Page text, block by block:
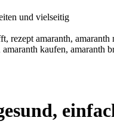
und vielseitig